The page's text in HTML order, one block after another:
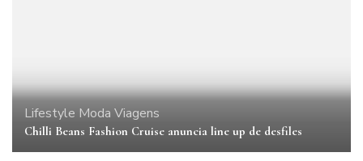
Lifestyle Moda Viagens
Chilli Beans Fashion Cruise anuncia line up de desfiles